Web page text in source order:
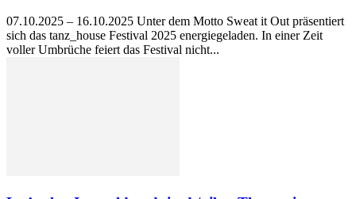
07.10.2025 – 16.10.2025 Unter dem Motto Sweat it Out präsentiert
sich das tanz_house Festival 2025 energiegeladen. In einer Zeit
voller Umbrüche feiert das Festival nicht...